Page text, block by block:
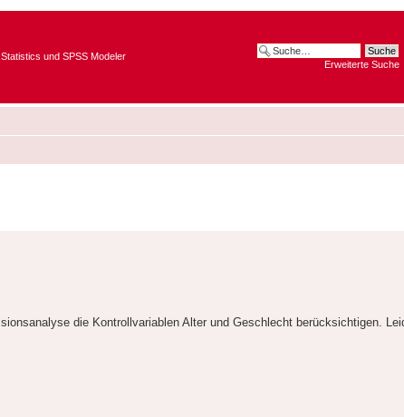
und SPSS Modeler
Erweiterte Suche
die Kontrollvariablen Alter und Geschlecht berücksichtigen.